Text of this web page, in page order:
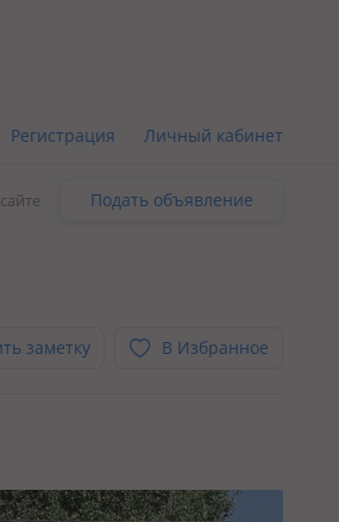
Регистрация Личный кабинет
Подать объявление
заметку В Избранное